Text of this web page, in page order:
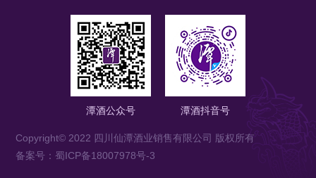
潭酒公众号 潭酒抖音号
Copyright© 2022 四川仙潭酒业销售有限公司 版权所有
备案号：蜀ICP备18007978号-3